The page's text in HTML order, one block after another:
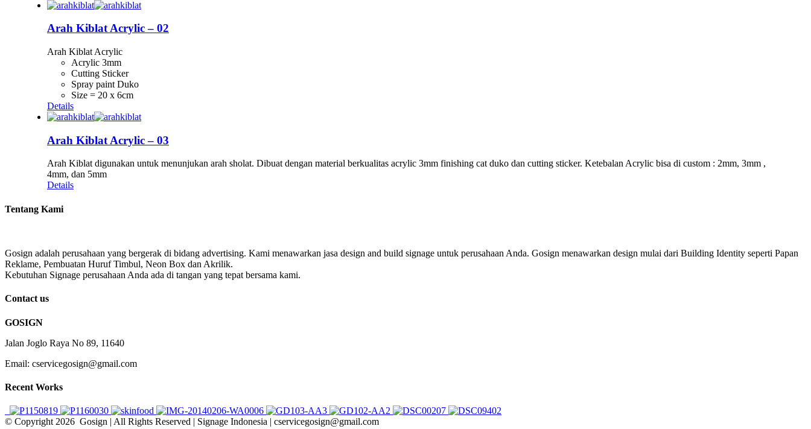
Arah Kiblat Acrylic – 02
Arah Kiblat Acrylic
Acrylic 3mm
Cutting Sticker
Spray paint Duko
Size = 20 x 6cm
Details
Arah Kiblat Acrylic – 03
Arah Kiblat digunakan untuk menunjukan arah sholat. Dibuat dengan material berkualitas acrylic 3mm finishing cat duko dan cutting sticker. Ketebalan Acrylic bisa di custom : 2mm, 3mm ,
4mm, dan 5mm
Details
Tentang Kami
Gosign adalah perusahaan yang bergerak di bidang advertising. Kami menawarkan jasa design and build signage untuk perusahaan Anda. Gosign menawarkan design mulai dari Building Identity seperti Papan
Reklame, Pembuatan Huruf Timbul, Neon Box dan Akrilik.
Kebutuhan Signage perusahaan Anda ada di tangan yang tepat bersama kami.
Contact us
GOSIGN
Jalan Joglo Raya No 89, 11640
Email: cservicegosign@gmail.com
Recent Works
© Copyright 2026 Gosign | All Rights Reserved | Signage Indonesia | cservicegosign@gmail.com